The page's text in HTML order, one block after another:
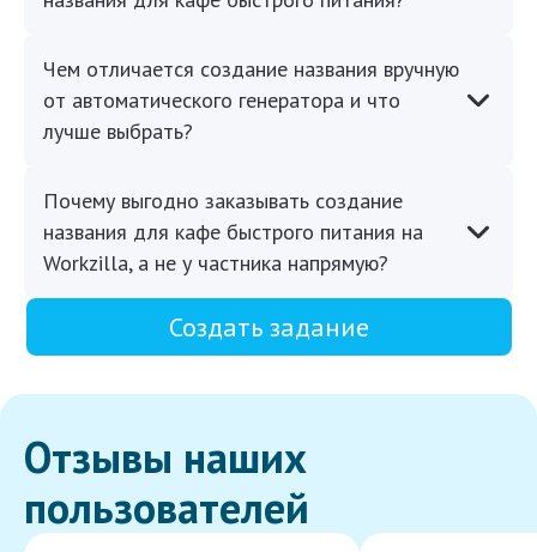
Чем отличается создание названия вручную
от автоматического генератора и что
лучше выбрать?
Почему выгодно заказывать создание
названия для кафе быстрого питания на
Workzilla, а не у частника напрямую?
Создать задание
Отзывы наших
пользователей